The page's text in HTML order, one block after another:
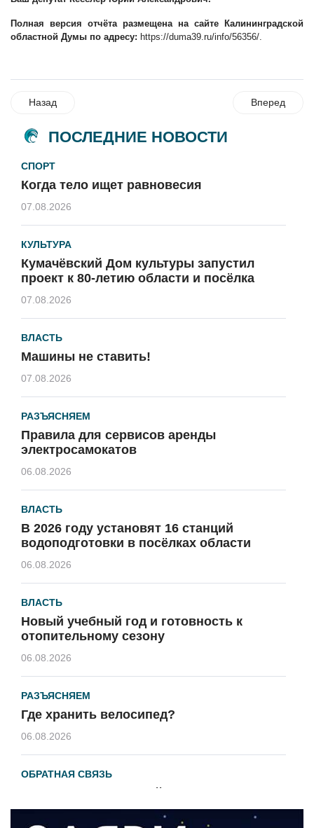
Полная версия отчёта размещена на сайте Калининградской
областной Думы по адресу: https://duma39.ru/info/56356/
Назад Вперед
ПОСЛЕДНИЕ НОВОСТИ
СПОРТ
Когда тело ищет равновесия
07.08.2026
КУЛЬТУРА
Кумачёвский Дом культуры запустил
проект к 80-летию области и посёлка
07.08.2026
ВЛАСТЬ
Машины не ставить!
07.08.2026
РАЗЪЯСНЯЕМ
Правила для сервисов аренды
электросамокатов
06.08.2026
ВЛАСТЬ
В 2026 году установят 16 станций
водоподготовки в посёлках области
06.08.2026
ВЛАСТЬ
Новый учебный год и готовность к
отопительному сезону
06.08.2026
РАЗЪЯСНЯЕМ
Где хранить велосипед?
06.08.2026
ОБРАТНАЯ СВЯЗЬ
Администрация онлайн